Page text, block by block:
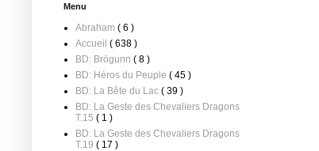
Menu
Abraham ( 6 )
Accueil ( 638 )
BD: Brögunn ( 8 )
BD: Héros du Peuple ( 45 )
BD: La Bête du Lac ( 39 )
BD: La Geste des Chevaliers Dragons
T.15 ( 1 )
BD: La Geste des Chevaliers Dragons
T.19 ( 17 )